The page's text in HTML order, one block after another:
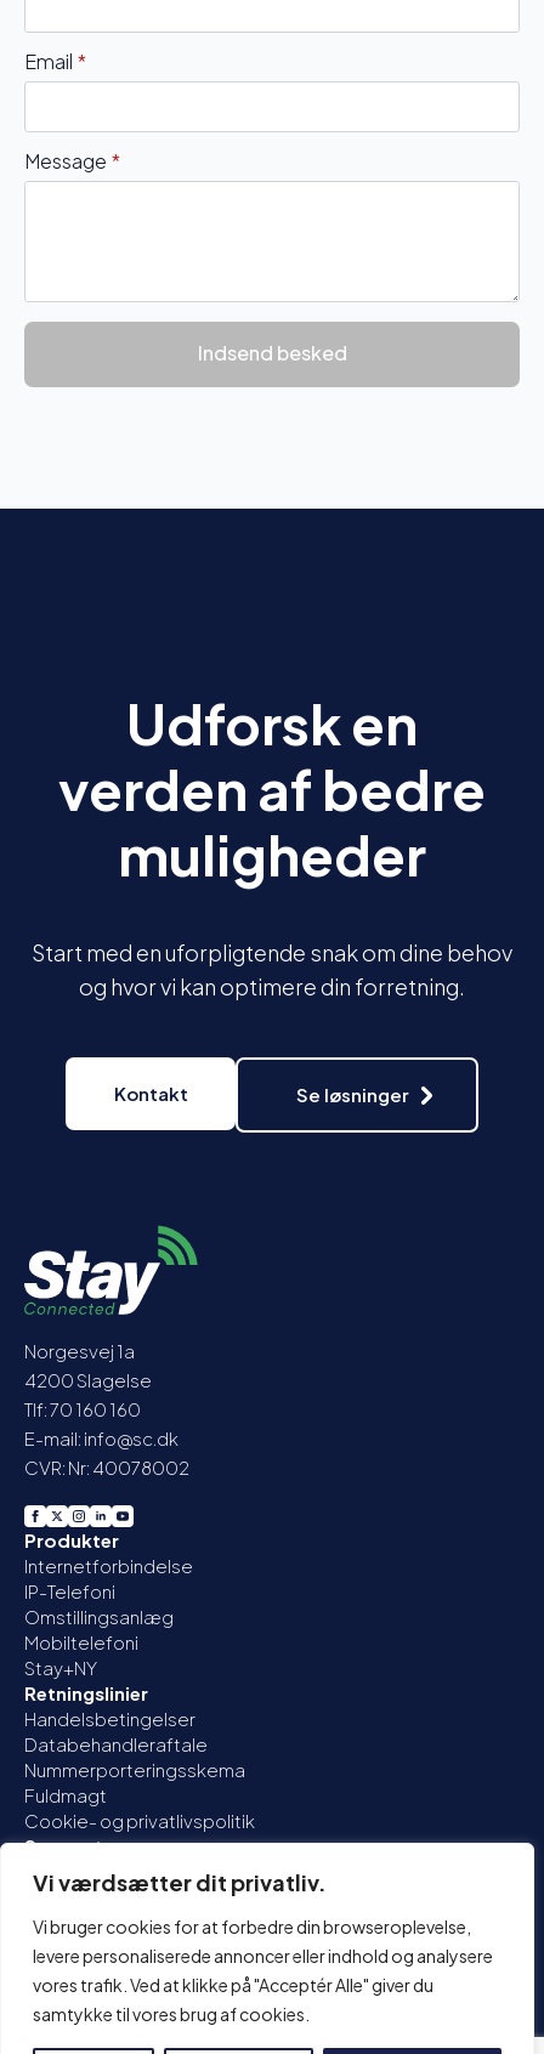
Vi værdsætter dit privatliv.
Vi bruger cookies for at forbedre din browseroplevelse,
levere personaliserede annoncer eller indhold og analysere
vores trafik. Ved at klikke på "Acceptér Alle" giver du
samtykke til vores brug af cookies.
Email *
Message *
Indsend besked
Udforsk en
verden af bedre
muligheder
Start med en uforpligtende snak om dine behov
og hvor vi kan optimere din forretning.
Kontakt Se løsninger
Norgesvej 1a
4200 Slagelse
Tlf: 70 160 160
E-mail: info@sc.dk
CVR: Nr: 40078002
Produkter
Internetforbindelse
IP-Telefoni
Omstillingsanlæg
Mobiltelefoni
Stay+NY
Retningslinier
Handelsbetingelser
Databehandleraftale
Nummerporteringsskema
Fuldmagt
Cookie- og privatlivspolitik
Support
Driftsinfo
Q&A
Log ind
Om os
Kontakt